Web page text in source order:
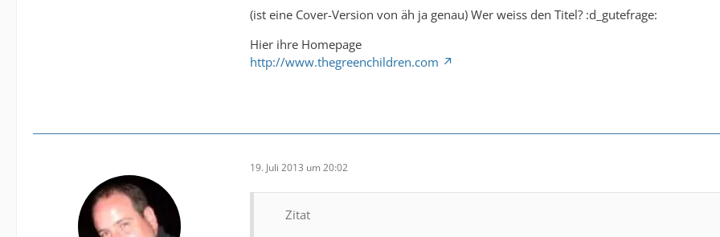
(ist eine Cover-Version von äh ja genau) Wer weiss den Titel? :d_gutefrage:
Hier ihre Homepage
http://www.thegreenchildren.com
19. Juli 2013 um 20:02
Zitat